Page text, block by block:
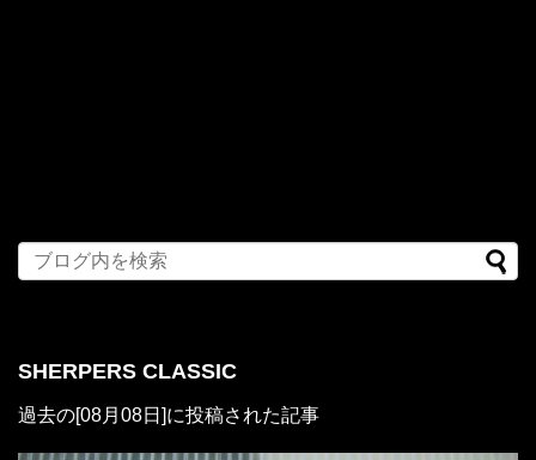
SHERPERS CLASSIC
過去の[08月08日]に投稿された記事